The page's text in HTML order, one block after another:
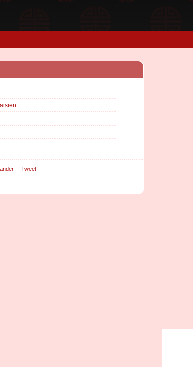
Tweet